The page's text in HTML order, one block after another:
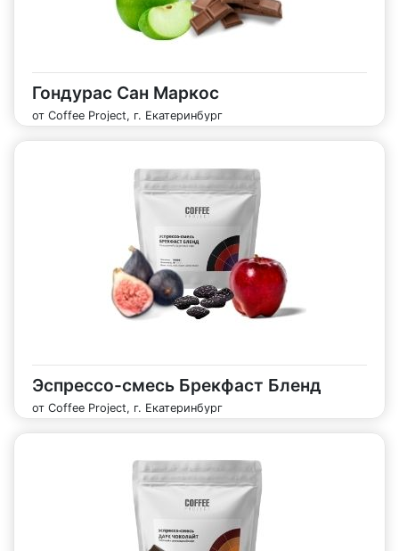
Гондурас Сан Маркос
от Coffee Project, г. Екатеринбург
Эспрессо-смесь Брекфаст Бленд
от Coffee Project, г. Екатеринбург